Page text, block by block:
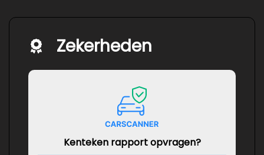
Zekerheden
Kenteken rapport opvragen?